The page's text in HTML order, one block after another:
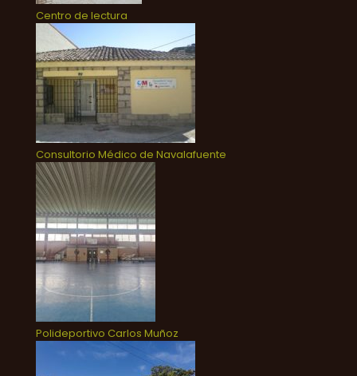
Centro de lectura
Consultorio Médico de Navalafuente
Polideportivo Carlos Muñoz